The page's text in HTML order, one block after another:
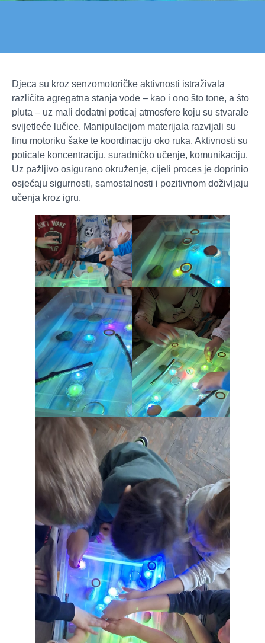
Djeca su kroz senzomotoričke aktivnosti istraživala
različita agregatna stanja vode – kao i ono što tone, a što
pluta – uz mali dodatni poticaj atmosfere koju su stvarale
svijetleće lučice. Manipulacijom materijala razvijali su
finu motoriku šake te koordinaciju oko ruka. Aktivnosti su
poticale koncentraciju, suradničko učenje, komunikaciju.
Uz pažljivo osigurano okruženje, cijeli proces je doprinio
osjećaju sigurnosti, samostalnosti i pozitivnom doživljaju
učenja kroz igru.